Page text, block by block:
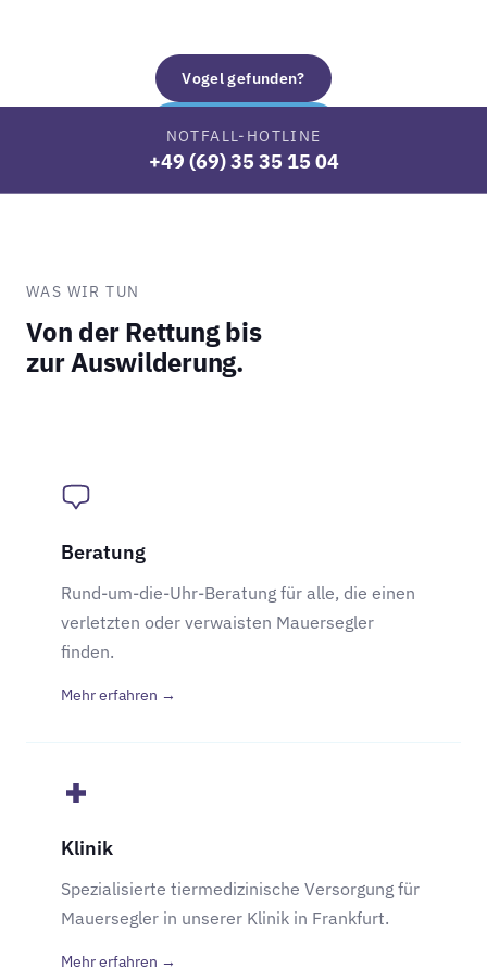
Vogel gefunden?
Jetzt unterstützen
NOTFALL-HOTLINE
+49 (69) 35 35 15 04
WAS WIR TUN
Von der Rettung bis
zur Auswilderung.
Beratung
Rund-um-die-Uhr-Beratung für alle, die einen
verletzten oder verwaisten Mauersegler
finden.
Mehr erfahren →
Klinik
Spezialisierte tiermedizinische Versorgung für
Mauersegler in unserer Klinik in Frankfurt.
Mehr erfahren →